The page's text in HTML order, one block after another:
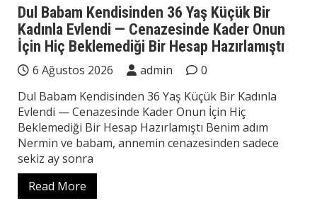
Dul Babam Kendisinden 36 Yaş Küçük Bir
Kadınla Evlendi — Cenazesinde Kader Onun
İçin Hiç Beklemediği Bir Hesap Hazırlamıştı
6 Ağustos 2026 admin
0
Dul Babam Kendisinden 36 Yaş Küçük Bir Kadınla
Evlendi — Cenazesinde Kader Onun İçin Hiç
Beklemediği Bir Hesap Hazırlamıştı Benim adım
Nermin ve babam, annemin cenazesinden sadece
sekiz ay sonra
Read More